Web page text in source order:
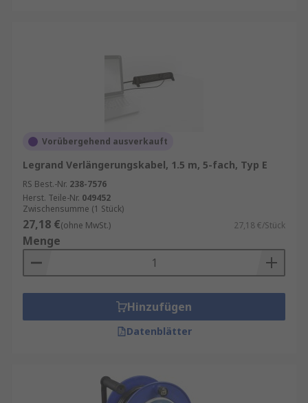
Vorübergehend ausverkauft
Legrand Verlängerungskabel, 1.5 m, 5-fach, Typ E
RS Best.-Nr. 238-7576
Herst. Teile-Nr. 049452
Zwischensumme (1 Stück)
27,18 €(ohne MwSt.) 27,18 €/Stück
Menge
Hinzufügen
Datenblätter